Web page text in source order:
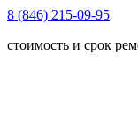
Перейти
содержимому
8 (846) 215-09-95
стоимость и срок